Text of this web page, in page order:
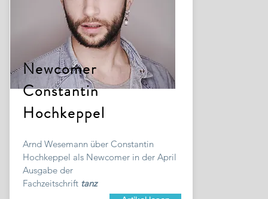
Newcomer
Constantin
Hochkeppel
Arnd Wesemann über Constantin
Hochkeppel als Newcomer in der April
Ausgabe der
Fachzeitschrift tanz